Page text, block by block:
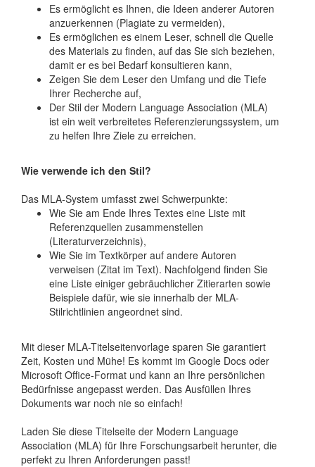
Es ermöglicht es Ihnen, die Ideen anderer Autoren
anzuerkennen (Plagiate zu vermeiden),
Es ermöglichen es einem Leser, schnell die Quelle
des Materials zu finden, auf das Sie sich beziehen,
damit er es bei Bedarf konsultieren kann,
Zeigen Sie dem Leser den Umfang und die Tiefe
Ihrer Recherche auf,
Der Stil der Modern Language Association (MLA)
ist ein weit verbreitetes Referenzierungssystem, um
zu helfen Ihre Ziele zu erreichen.
Wie verwende ich den Stil?
Das MLA-System umfasst zwei Schwerpunkte:
Wie Sie am Ende Ihres Textes eine Liste mit
Referenzquellen zusammenstellen
(Literaturverzeichnis),
Wie Sie im Textkörper auf andere Autoren
verweisen (Zitat im Text). Nachfolgend finden Sie
eine Liste einiger gebräuchlicher Zitierarten sowie
Beispiele dafür, wie sie innerhalb der MLA-
Stilrichtlinien angeordnet sind.
Mit dieser MLA-Titelseitenvorlage sparen Sie garantiert
Zeit, Kosten und Mühe! Es kommt im Google Docs oder
Microsoft Office-Format und kann an Ihre persönlichen
Bedürfnisse angepasst werden. Das Ausfüllen Ihres
Dokuments war noch nie so einfach!
Laden Sie diese Titelseite der Modern Language
Association (MLA) für Ihre Forschungsarbeit herunter, die
perfekt zu Ihren Anforderungen passt!